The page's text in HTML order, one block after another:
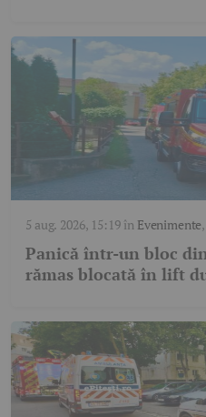
5 aug. 2026, 15:19în Evenimente
Panică într-un bloc
rămas blocată în lift